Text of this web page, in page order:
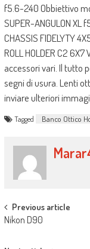
f5.6-240 Obbiettivo
SUPER-ANGULON XL
CHASSIS FIDELYTY
ROLL HOLDER C2
accessori vari. Il tutto
segni di usura. Lenti
inviare ulteriori
Tagged Banco Ottico
Post navigation
Previous article
Nikon D90